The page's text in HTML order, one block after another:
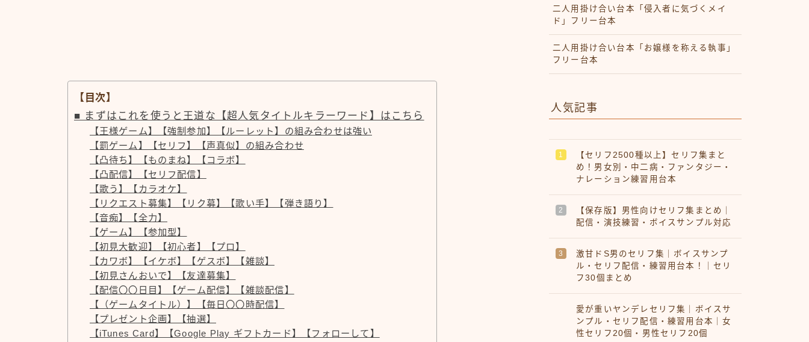
【目次】
■ まずはこれを使うと王道な【超人気タイトルキラーワード】はこちら
【王様ゲーム】【強制参加】【ルーレット】の組み合わせは強い
【罰ゲーム】【セリフ】【声真似】の組み合わせ
【凸待ち】【ものまね】【コラボ】
【凸配信】【セリフ配信】
【歌う】【カラオケ】
【リクエスト募集】【リク募】【歌い手】【弾き語り】
【音痴】【全力】
【ゲーム】【参加型】
【初見大歓迎】【初心者】【プロ】
【カワボ】【イケボ】【ゲスボ】【雑談】
【初見さんおいで】【友達募集】
【配信〇〇日目】【ゲーム配信】【雑談配信】
【（ゲームタイトル）】【毎日〇〇時配信】
【プレゼント企画】【抽選】
【iTunes Card】【Google Play ギフトカード】【フォローして】
二人用掛け合い台本「侵入者に気づくメイ
ド」フリー台本
二人用掛け合い台本「お嬢様を称える執事」
フリー台本
人気記事
【セリフ2500種以上】セリフ集まと
め！男女別・中二病・ファンタジー・
ナレーション練習用台本
【保存版】男性向けセリフ集まとめ｜
配信・演技練習・ボイスサンプル対応
激甘ドS男のセリフ集｜ボイスサンプ
ル・セリフ配信・練習用台本！｜セリ
フ30個まとめ
愛が重いヤンデレセリフ集｜ボイスサ
ンプル・セリフ配信・練習用台本｜女
性セリフ20個・男性セリフ20個